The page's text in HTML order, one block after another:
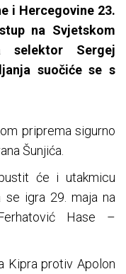
i Hercegovine 23.
na Svjetskom
selektor Sergej
suočiće se s
priprema sigurno
Šunjića.
će i utakmicu
se igra 29. maja na
Hase –
Kipra protiv Apolon